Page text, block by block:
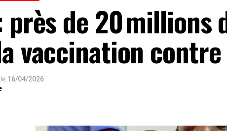
de 20 millions
vaccination
le 16/04/2026